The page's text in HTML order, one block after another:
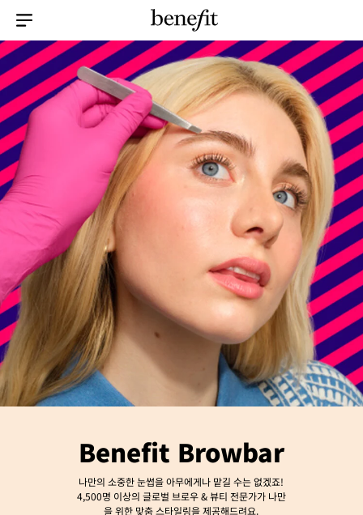
Benefit Browbar
나만의 소중한 눈썹을 아무에게나 맡길 수는 없겠죠!
4,500명 이상의 글로벌 브로우 & 뷰티 전문가가 나만
을 위한 맞춤 스타일링을 제공해드려요.